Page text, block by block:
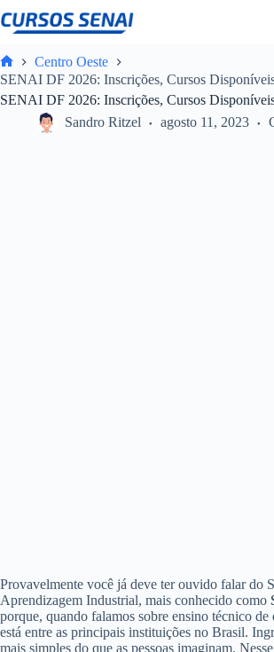
para
conteúdo
Home
Centro Oeste
SENAI DF 2026: Inscrições, Cursos
SENAI DF 2026: Inscrições, Cursos
Sandro Ritzel
agosto 11, 2023
Provavelmente você já deve ter ouvido falar do
Aprendizagem Industrial, mais conhecido como
porque, quando falamos sobre ensino técnico de
está entre as principais instituições no Brasil.
mais simples do que as pessoas imaginam.